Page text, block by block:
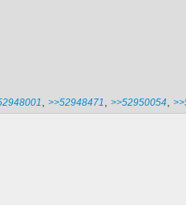
>>52948471 >>52950054